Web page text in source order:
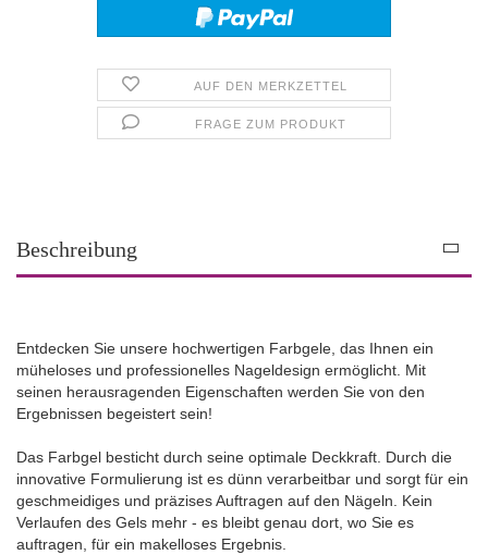
AUF DEN MERKZETTEL
FRAGE ZUM PRODUKT
Beschreibung
Entdecken Sie unsere hochwertigen Farbgele, das Ihnen ein
müheloses und professionelles Nageldesign ermöglicht. Mit
seinen herausragenden Eigenschaften werden Sie von den
Ergebnissen begeistert sein!
Das Farbgel besticht durch seine optimale Deckkraft. Durch die
innovative Formulierung ist es dünn verarbeitbar und sorgt für ein
geschmeidiges und präzises Auftragen auf den Nägeln. Kein
Verlaufen des Gels mehr - es bleibt genau dort, wo Sie es
auftragen, für ein makelloses Ergebnis.